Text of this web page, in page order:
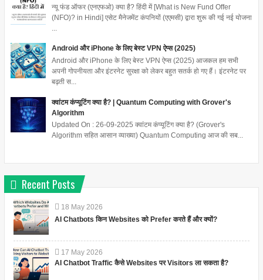
न्यू फंड ऑफर (एनएफओ) क्या है? हिंदी में [What is New Fund Offer
(NFO)? in Hindi] एसेट मैनेजमेंट कंपनियों (एएमसी) द्वारा शुरू की गई नई योजना
Android और iPhone के लिए बेस्ट VPN ऐप्स (2025)
Android और iPhone के लिए बेस्ट VPN ऐप्स (2025) आजकल हम सभी
अपनी गोपनीयता और इंटरनेट सुरक्षा को लेकर बहुत सतर्क हो गए हैं। इंटरनेट पर
बढ़ती स...
क्वांटम कंप्यूटिंग क्या है? | Quantum Computing with Grover's
Algorithm
Updated On : 26-09-2025 क्वांटम कंप्यूटिंग क्या है? (Grover's
Algorithm सहित आसान व्याख्या) Quantum Computing आज की सब...
Recent Posts
18 May 2026
AI Chatbots किन Websites को Prefer करते हैं और क्यों?
17 May 2026
AI Chatbot Traffic कैसे Websites पर Visitors ला सकता है?